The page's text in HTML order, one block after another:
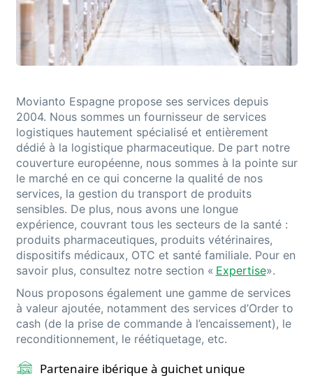
Movianto Espagne propose ses services depuis
2004. Nous sommes un fournisseur de services
logistiques hautement spécialiséet entièrement
dédié à la logistique pharmaceutique. De part notre
couverture européenne, nous sommes à la pointe sur
le marché en ce qui concerne la qualité de nos
services, la gestion du transport de produits
sensibles. De plus, nous avons une longue
expérience, couvrant tous les secteurs de la santé :
produits pharmaceutiques, produits vétérinaires,
dispositifs médicaux, OTC et santé familiale. Pour en
savoir plus, consultez notre section « Expertise».
Nous proposons également une gamme de services
à valeur ajoutée, notamment des services d’Orderto
cash (dela prise de commande à l’encaissement), le
reconditionnement, le réétiquetage, etc.
Partenaire ibérique à guichet unique